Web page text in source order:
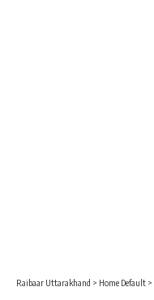
Raibaar Uttarakhand > Home Default >